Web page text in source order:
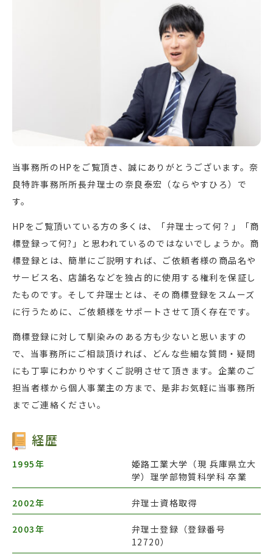
当事務所のHPをご覧頂き、誠にありがとうございます。奈
良特許事務所所長弁理士の奈良泰宏（ならやすひろ）で
す。
HPをご覧頂いている方の多くは、「弁理士って何？」「商
標登録って何?」と思われているのではないでしょうか。商
標登録とは、簡単にご説明すれば、ご依頼者様の商品名や
サービス名、店舗名などを独占的に使用する権利を保証し
たものです。そして弁理士とは、その商標登録をスムーズ
に行うために、ご依頼様をサポートさせて頂く存在です。
商標登録に対して馴染みのある方も少ないと思いますの
で、当事務所にご相談頂ければ、どんな些細な質問・疑問
にも丁寧にわかりやすくご説明させて頂きます。企業のご
担当者様から個人事業主の方まで、是非お気軽に当事務所
までご連絡ください。
経歴
1995年
姫路工業大学（現 兵庫県立大
学）理学部物質科学科 卒業
2002年 弁理士資格取得
2003年
弁理士登録（登録番号
12720）